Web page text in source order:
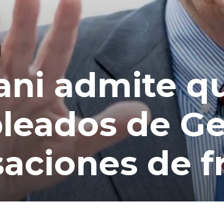
admite
de
de